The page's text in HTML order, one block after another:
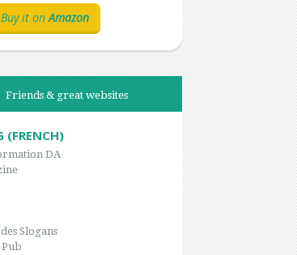
Buy it onAmazon
Friends & great websites
(FRENCH)
DA
Slogans